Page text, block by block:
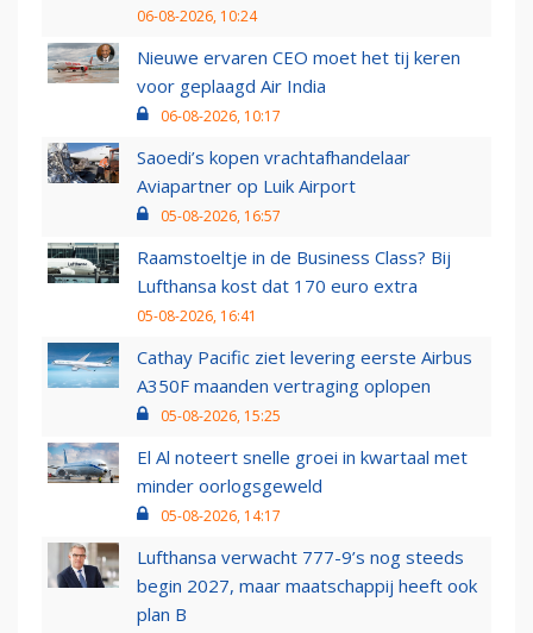
06-08-2026, 10:24
Nieuwe ervaren CEO moet het tij keren
voor geplaagd Air India
06-08-2026, 10:17
Saoedi’s kopen vrachtafhandelaar
Aviapartner op Luik Airport
05-08-2026, 16:57
Raamstoeltje in de Business Class? Bij
Lufthansa kost dat 170 euro extra
05-08-2026, 16:41
Cathay Pacific ziet levering eerste Airbus
A350F maanden vertraging oplopen
05-08-2026, 15:25
El Al noteert snelle groei in kwartaal met
minder oorlogsgeweld
05-08-2026, 14:17
Lufthansa verwacht 777-9’s nog steeds
begin 2027, maar maatschappij heeft ook
plan B